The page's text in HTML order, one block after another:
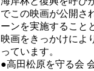
でこの映画が公開さ
ーンを実施すること
映画をきっかけによ
っています。
●高田松原を守る会